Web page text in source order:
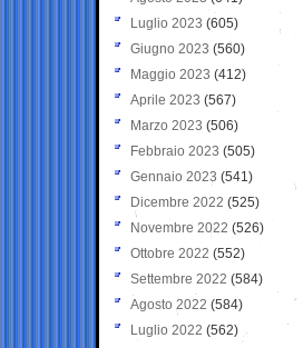
Luglio 2023 (605)
Giugno 2023 (560)
Maggio 2023 (412)
Aprile 2023 (567)
Marzo 2023 (506)
Febbraio 2023 (505)
Gennaio 2023 (541)
Dicembre 2022 (525)
Novembre 2022 (526)
Ottobre 2022 (552)
Settembre 2022 (584)
Agosto 2022 (584)
Luglio 2022 (562)